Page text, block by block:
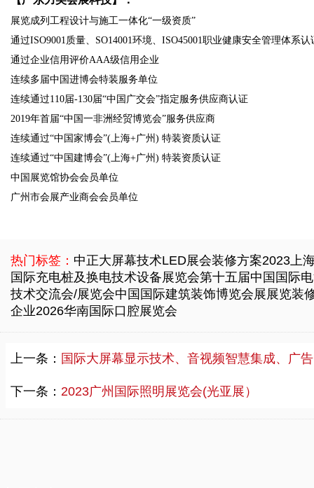
展览成列工程设计与施工一体化“一级资质”
通过ISO9001质量、SO14001环境、ISO45001职业健康安全管理体系认
通过企业信用评价AAA级信用企业
连续多届中国进博会特装服务单位
连续通过110届-130届“中国广交会”指定服务供应商认证
2019年首届“中国一非洲经贸博览会”服务供应商
连续通过“中国家博会”(上海+广州) 特装资质认证
连续通过“中国建博会”(上海+广州) 特装资质认证
中国展览馆协会会员单位
广州市会展产业商会会员单位
热门标签： 中正大屏幕技术LED展会装修方案2023上
国际充电桩及换电技术设备展览会第十五届中国国际
技术交流会/展览会中国国际建筑装饰博览会展展览装
企业2026华南国际口腔展览会
上一条： 国际大屏幕显示技术、音视频智慧集成、广告标识及LED展览会-（久之洋红外系统）
下一条： 2023广州国际照明展览会(光亚展）